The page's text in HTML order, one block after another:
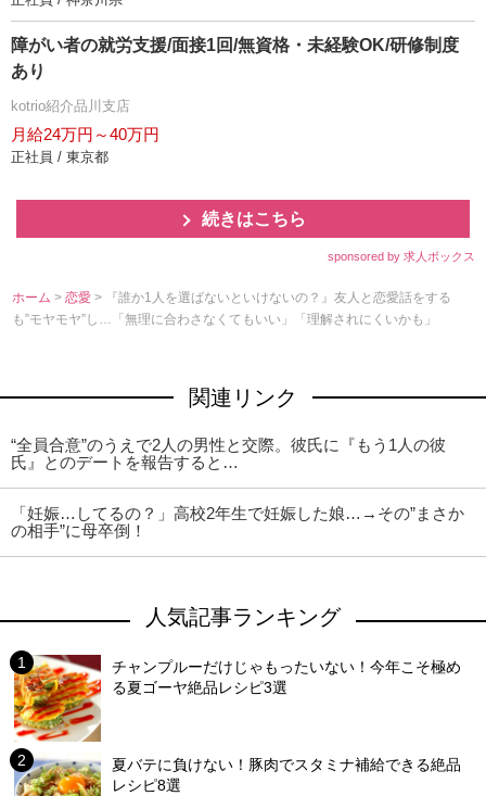
障がい者の就労支援/面接1回/無資格・未経験OK/研修制度
あり
kotrio紹介品川支店
月給24万円～40万円
正社員 / 東京都
続きはこちら
sponsored by 求人ボックス
ホーム >恋愛> 『誰か1人を選ばないといけないの？』友人と恋愛話をする
も”モヤモヤ”し…「無理に合わさなくてもいい」「理解されにくいかも」
関連リンク
“全員合意”のうえで2人の男性と交際。彼氏に『もう1人の彼
氏』とのデートを報告すると…
「妊娠…してるの？」高校2年生で妊娠した娘…→その”まさか
の相手”に母卒倒！
人気記事ランキング
チャンプルーだけじゃもったいない！今年こそ極め
る夏ゴーヤ絶品レシピ3選
夏バテに負けない！豚肉でスタミナ補給できる絶品
レシピ8選